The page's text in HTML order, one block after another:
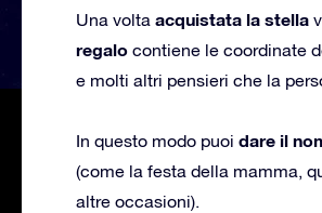
Una volta acquistata la stella
regalo contiene le coordinate
e molti altri pensieri che la
In questo modo puoi dare il
(come la festa della mamma,
altre occasioni).